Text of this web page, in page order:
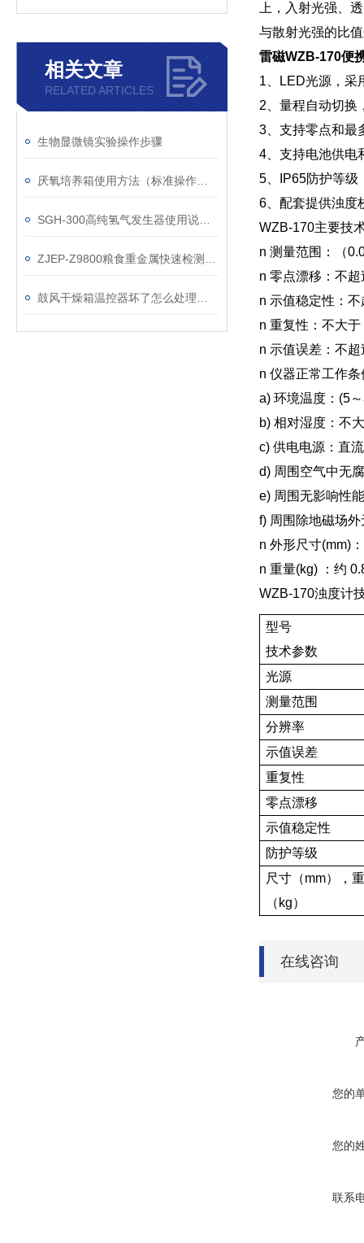
相关文章
RELATED ARTICLES
生物显微镜实验操作步骤
上，入射光强、
与散射光强的比
雷磁WZB-170便
1、LED光源，采
2、量程自动切换
3、支持零点和最
4、支持电池供电
5、IP65防护等级
6、配套提供浊度
WZB-170主要技
n 测量范围：（
n 零点漂移：不
n 示值稳定性：
n 重复性：不大于
n 示值误差：不
n 仪器正常工作条
a) 环境温度：(5
b) 相对湿度：不
c) 供电电源：直
d) 周围空气中无
e) 周围无影响性
f) 周围除地磁场
n 外形尺寸(mm)
n 重量(kg) ：约
WZB-170浊度计
型号
技术参数
光源
测量范围
分辨率
示值误差
重复性
零点漂移
示值稳定性
防护等级
尺寸（mm），
（kg）
在线咨询
您的
您的
联系